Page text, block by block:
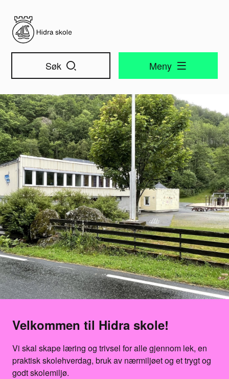
Hidra skole
Søk Meny
Hidra skole
Velkommen til Hidra skole!
Vi skal skape læring og trivsel for alle gjennom lek, en
praktisk skolehverdag, bruk av nærmiljøet og et trygt og
godt skolemiljø.